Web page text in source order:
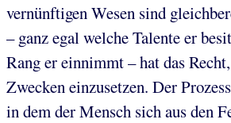
vernünftigen Wesen sind
– ganz egal welche Talente er
Rang er einnimmt – hat das
Zwecken einzusetzen. Der
in dem der Mensch sich aus den